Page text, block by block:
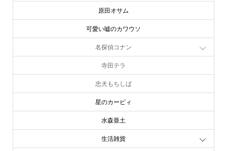
原田オサム
可愛い嘘のカワウソ
名探偵コナン
寺田テラ
忠犬もちしば
星のカービィ
水森亜土
生活雑貨